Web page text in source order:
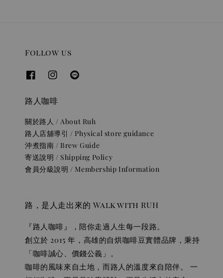
Follow us
路人咖啡
關於路人 / About Ruh
路人店舖導引 / Physical store guidance
沖煮指南 / Brew Guide
寄送說明 / Shipping Policy
會員分級說明 / Membership Information
路，是人走出來的 Walk with RUH
『路人咖啡』，陪你走過人生每一段路。
創立於 2015 年，高雄的自烘咖啡豆實體品牌，秉持
「咖啡誠心、價錢公義」。
咖啡的風味來自土地，而路人的溫度來自陪伴。 一